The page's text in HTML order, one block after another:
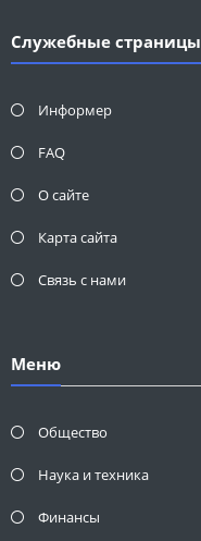
Служебные страницы
Информер
FAQ
О сайте
Карта сайта
Связь с нами
Меню
Общество
Наука и техника
Финансы